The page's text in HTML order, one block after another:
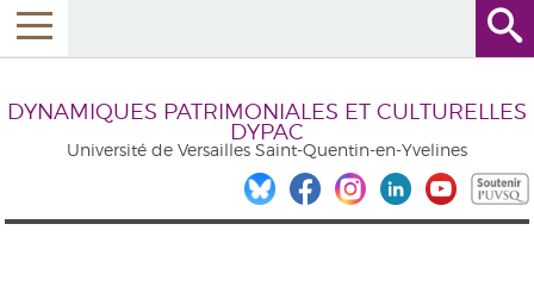
DYNAMIQUES PATRIMONIALES ET CULTURELLES
DYPAC
Université de Versailles Saint-Quentin-en-Yvelines